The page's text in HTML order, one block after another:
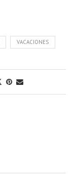
VACACIONES